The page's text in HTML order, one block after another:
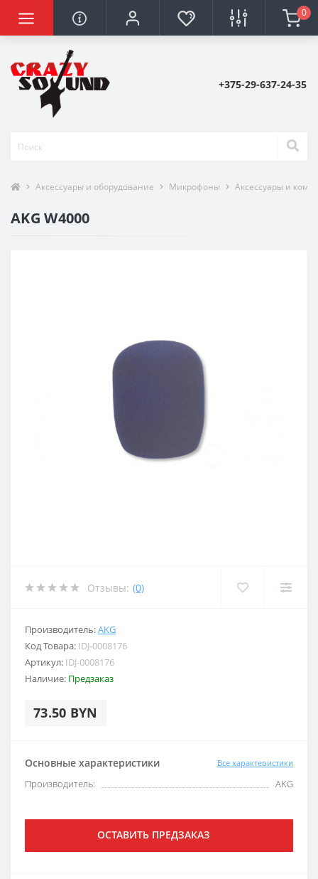
0
+375-29-637-24-35
Аксессуары и оборудование Микрофоны Аксессуары и
AKG W4000
Отзывы: (0)
Производитель:AKG
Код Товара: IDJ-0008176
Артикул: IDJ-0008176
Наличие: Предзаказ
73.50 BYN
Основные характеристики Все характеристики
Производитель: AKG
ОСТАВИТЬ ПРЕДЗАКАЗ